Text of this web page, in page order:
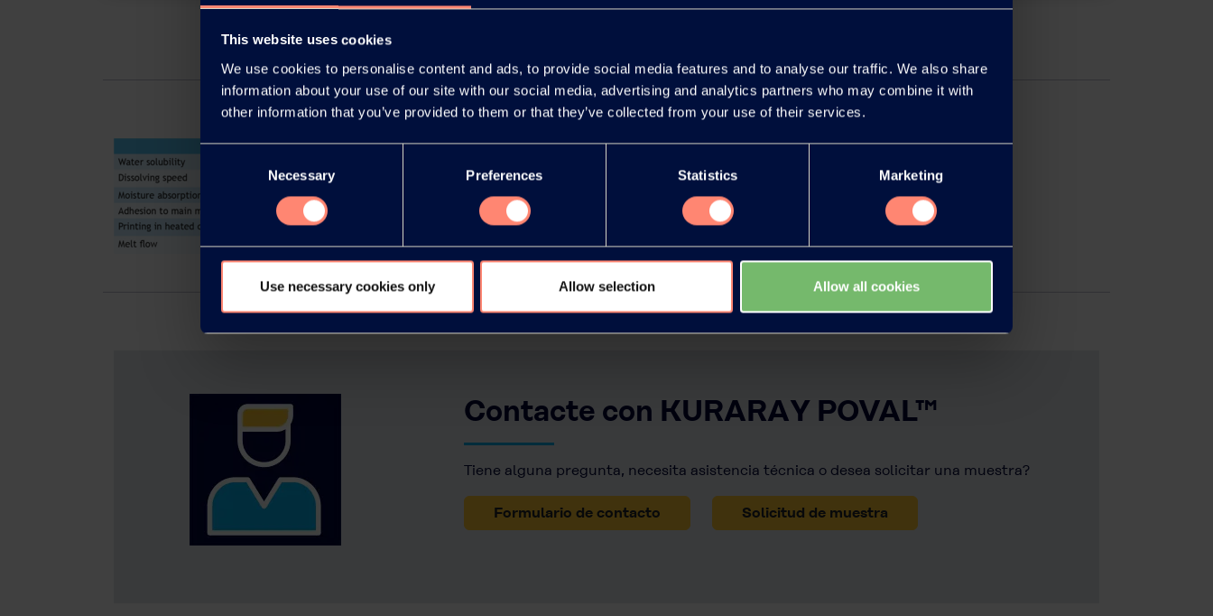
This website uses cookies
We use cookies to personalise content and ads, to provide social media features and to analyse our traffic. We also share
information about your use of our site with our social media, advertising and analytics partners who may combine it with
other information that you’ve provided to them or that they’ve collected from your use of their services.
Consent
Necessary Preferences Statistics Marketing
Use necessary cookies only Allow selection Allow all cookies
Contacte con KURARAY POVAL™
Tiene alguna pregunta, necesita asistencia técnica o desea solicitar una muestra?
Formulario de contacto Solicitud de muestra